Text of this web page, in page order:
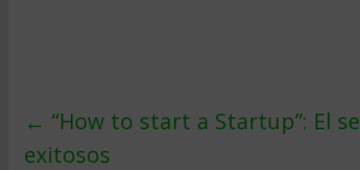
← “How to start a Startup”: El
exitosos